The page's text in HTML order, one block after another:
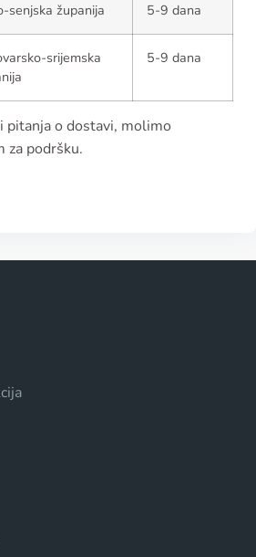
senjska županija 5-9 dana
srijemska
5-9 dana
pitanja o dostavi, molimo
za podršku.